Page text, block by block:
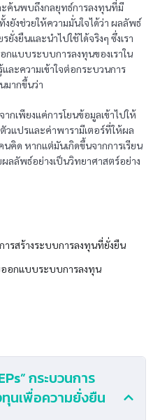
ะค้นพบถึงกลยุทธ์การลงทุนที่มี
ยังช่วยให้ความมั่นใจได้ว่า ผลลัพธ์
งยืนและนำไปใช้ได้จริงๆ ซึ่งเรา
กแบบระบบการลงทุนของเราใน
ะความเข้าใจต่อกระบวนการ
มากขึ้นว่า
กเพียงแค่การโยนข้อมูลเข้าไปให้
วแปรและค่าพารามีเตอร์ที่ให้ผล
คิด หากแต่มันเกิดขึ้นจากการเรียน
ลลัพธ์อย่างเป็นวิทยาศาสตร์อย่าง
ารสร้างระบบการลงทุนที่ยั่งยืน
ออกแบบระบบการลงทุน
กระบวนการ
นเพื่อความยั่งยืน